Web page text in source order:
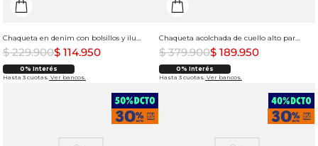
Chaqueta en denim con bolsillos y iluminaciones para mujer
$ 229.900$ 114.950
0% Interés
Hasta 3 cuotas. Ver bancos.
Chaqueta acolchada de cuello alto para mujer
$ 379.900$ 189.950
0% Interés
Hasta 3 cuotas. Ver bancos.